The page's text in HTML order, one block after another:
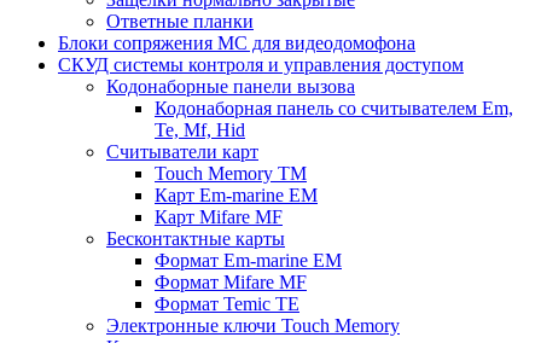
Ответные планки
Блоки сопряжения МС для видеодомофона
СКУД системы контроля и управления доступом
Кодонаборные панели вызова
Кодонаборная панель со считывателем Em,
Te, Mf, Hid
Считыватели карт
Touch Memory TM
Карт Em-marine EM
Карт Mifare MF
Бесконтактные карты
Формат Em-marine EM
Формат Mifare MF
Формат Temic TE
Электронные ключи Touch Memory